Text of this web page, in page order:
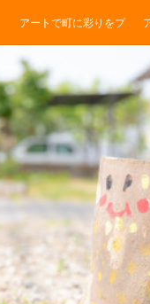
アートで町に彩りをプロジ
News